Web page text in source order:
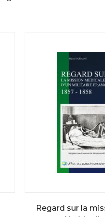
Regard sur la